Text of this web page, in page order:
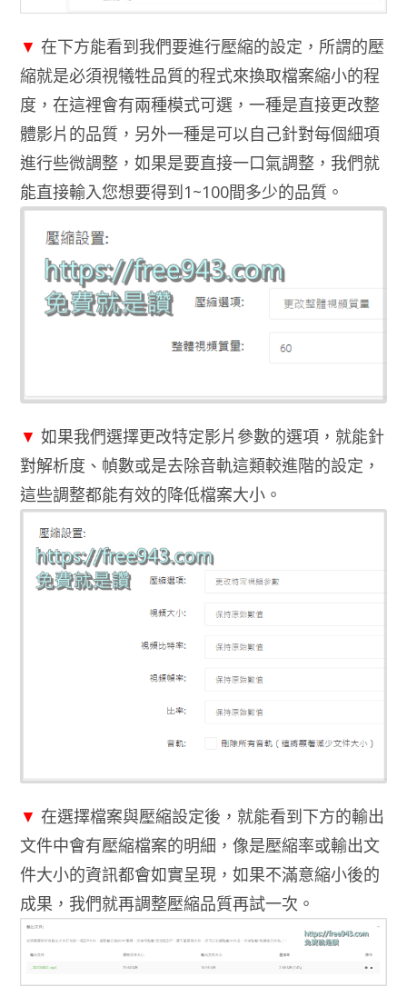
▼ 在下方能看到我們要進行壓縮的設定，所謂的壓
縮就是必須視犧牲品質的程式來換取檔案縮小的程
度，在這裡會有兩種模式可選，一種是直接更改整
體影片的品質，另外一種是可以自己針對每個細項
進行些微調整，如果是要直接一口氣調整，我們就
能直接輸入您想要得到1~100間多少的品質。
▼ 如果我們選擇更改特定影片參數的選項，就能針
對解析度、幀數或是去除音軌這類較進階的設定，
這些調整都能有效的降低檔案大小。
▼ 在選擇檔案與壓縮設定後，就能看到下方的輸出
文件中會有壓縮檔案的明細，像是壓縮率或輸出文
件大小的資訊都會如實呈現，如果不滿意縮小後的
成果，我們就再調整壓縮品質再試一次。